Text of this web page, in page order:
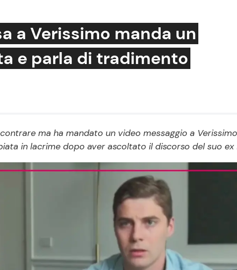
Mamma
benessere
Cucina e Ricette
Le Ricette in TV
Primi Piatti
Ricette Feste
Ricette per Bambini
a Verissimo manda un
e parla di tradimento
ma ha mandato un video messaggio a
in lacrime dopo aver ascoltato il discorso del suo ex